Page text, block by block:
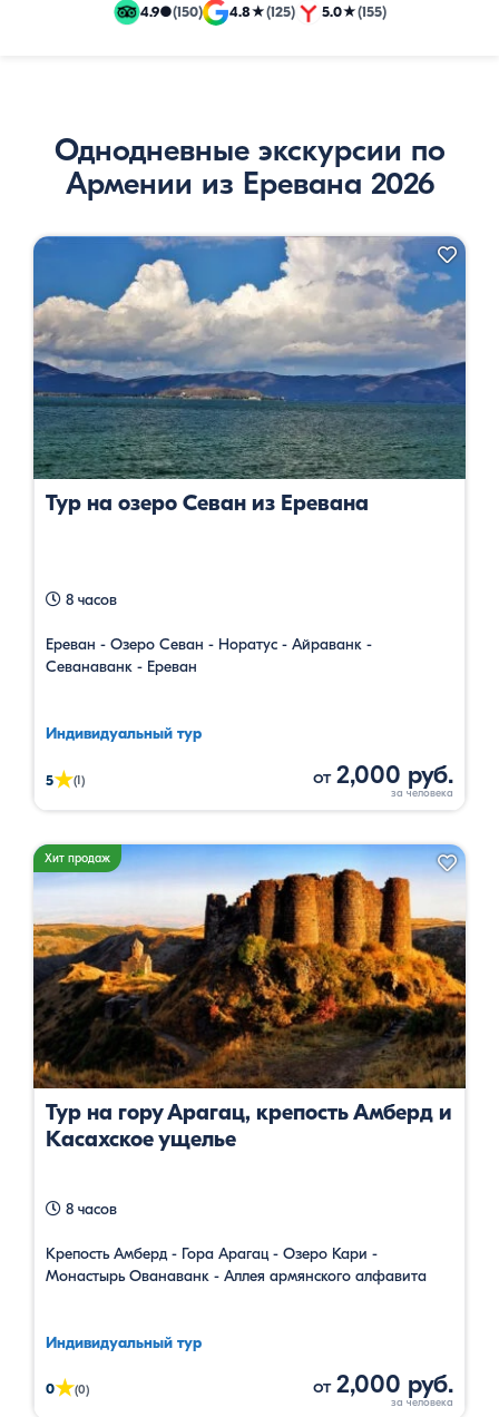
4.9●(150) 4.8★(125) 5.0★(155)
Однодневные экскурсии по
Армении из Еревана 2026
Тур на озеро Севан из Еревана
8 часов
Ереван - Озеро Севан - Норатус - Айраванк -
Севанаванк - Ереван
Индивидуальный тур
5★(1) от 2,000 руб.
Хит продаж
Тур на гору Арагац, крепость Амберд и
Касахское ущелье
8 часов
Крепость Амберд - Гора Арагац - Озеро Кари -
Монастырь Ованаванк - Аллея армянского алфавита
Индивидуальный тур
0★(0) от 2,000 руб.